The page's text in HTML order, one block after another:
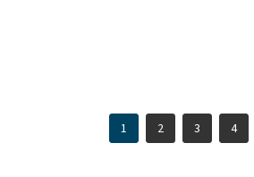
1 2 3 4